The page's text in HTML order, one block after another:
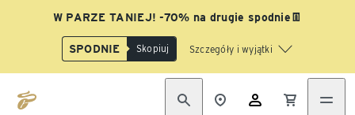
W PARZE TANIEJ! -70% na drugie spodnie👖
SPODNIE Skopiuj Szczegóły i wyjątki